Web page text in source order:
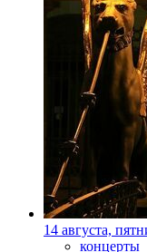
14 августа,
концерты